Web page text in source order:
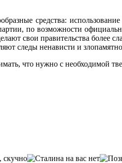
средства:
по возможности
свои правительства более
следы ненависти и
что нужно с необходимой